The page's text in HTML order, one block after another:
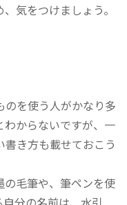
気をつけましょう。
を使う人がかなり多
わからないですが、一
き方も載せておこう
毛筆や、筆ペンを使